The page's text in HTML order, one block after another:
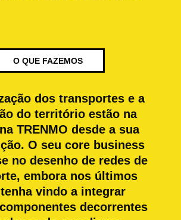
O QUE FAZEMOS
dos transportes e a
do território estão na
TRENMO desde a sua
O seu core business
no desenho de redes de
embora nos últimos
vindo a integrar
decorrentes